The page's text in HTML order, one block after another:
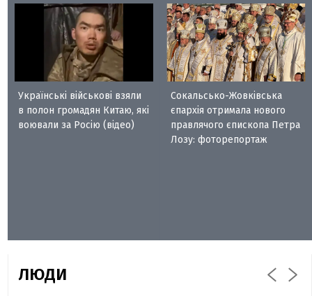
Українські військові взяли
в полон громадян Китаю, які
воювали за Росію (відео)
Сокальсько-Жовківська
єпархія отримала нового
правлячого єпископа Петра
Лозу: фоторепортаж
ЛЮДИ